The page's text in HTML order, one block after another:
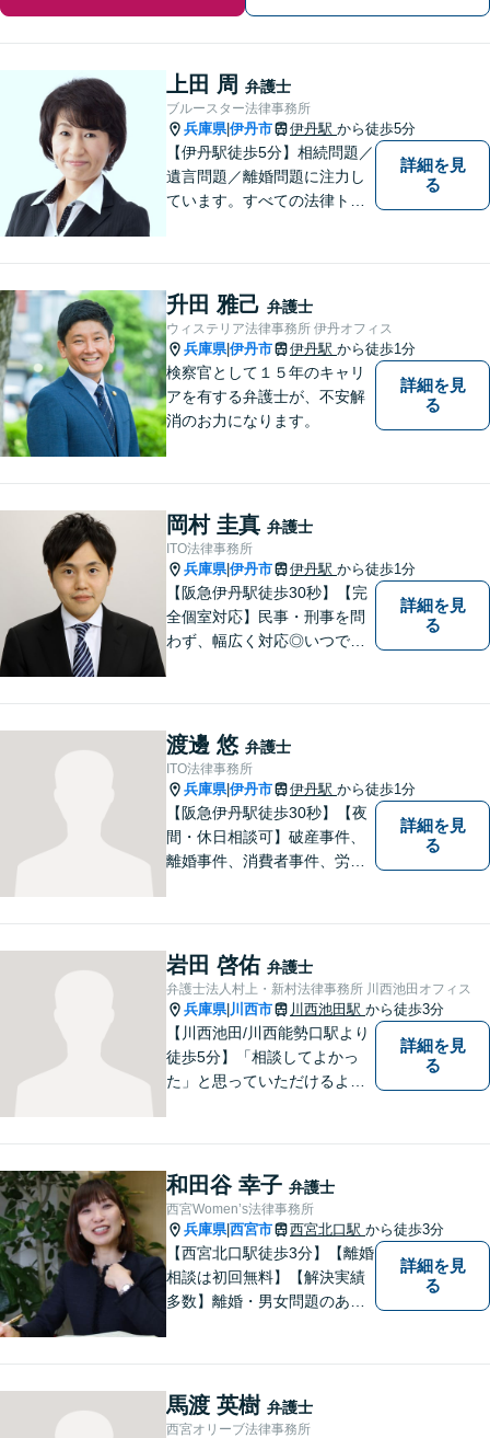
上田 周 弁護士
ブルースター法律事務所
兵庫県|伊丹市 伊丹駅 から徒歩5分
【伊丹駅徒歩5分】相続問題／
遺言問題／離婚問題に注力し
ています。すべての法律トラ
様と信頼関係を築いて紛争解
決し、解決後の人生を幸せに
過ごして頂きたいと願いを込
めています。
詳細を見
る
升田 雅己 弁護士
ウィステリア法律事務所 伊丹オフィス
兵庫県|伊丹市 伊丹駅 から徒歩1分
検察官として１５年のキャリ
アを有する弁護士が、不安解
消のお力になります。
詳細を見
る
岡村 圭真 弁護士
ITO法律事務所
兵庫県|伊丹市 伊丹駅 から徒歩1分
【阪急伊丹駅徒歩30秒】【完
全個室対応】民事・刑事を問
わず、幅広く対応◎いつでも
れず、尽力してまいります。
【メーカー法務経験あり】
詳細を見
る
渡邊 悠 弁護士
ITO法律事務所
兵庫県|伊丹市 伊丹駅 から徒歩1分
【阪急伊丹駅徒歩30秒】【夜
間・休日相談可】破産事件、
離婚事件、消費者事件、労働
してまいります。まずは一度
ご相談ください【完全個室】
【法テラス利用可】
詳細を見
る
岩田 啓佑 弁護士
弁護士法人村上・新村法律事務所 川西池田オフィス
兵庫県| 川西市 川西池田駅 から徒歩3分
【川西池田/川西能勢口駅より
徒歩5分】「相談してよかっ
た」と思っていただけるよう
ことなく私にご相談くださ
い。
詳細を見
る
和田谷 幸子 弁護士
西宮Women’s法律事務所
兵庫県|西宮市 西宮北口駅 から徒歩3分
【西宮北口駅徒歩3分】【離婚
相談は初回無料】【解決実績
多数】離婚・男女問題のあら
します。【土日祝日・夜間の
ご相談も対応可】【完全個室
詳細を見
る
馬渡 英樹 弁護士
西宮オリーブ法律事務所